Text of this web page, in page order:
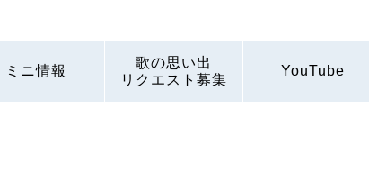
ミニ情報
歌の思い出
リクエスト募集
YouTube